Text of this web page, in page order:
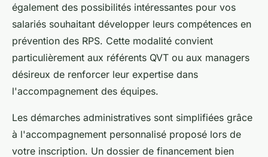
également des possibilités intéressantes pour vos
salariés souhaitant développer leurs compétences en
prévention des RPS. Cette modalité convient
particulièrement aux référents QVT ou aux managers
désireux de renforcer leur expertise dans
l'accompagnement des équipes.
Les démarches administratives sont simplifiées grâce
à l'accompagnement personnalisé proposé lors de
votre inscription. Un dossier de financement bien